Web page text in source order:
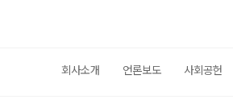
회사소개 언론보도 사회공헌